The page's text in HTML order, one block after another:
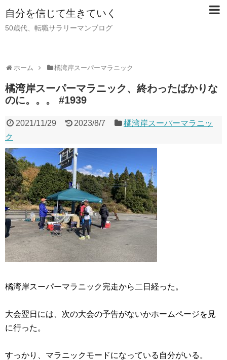
自分を信じて生きていく
50歳代、転職サラリーマンブログ
ホーム 橘湾岸スーパーマラニック
橘湾岸スーパーマラニック、終わったばかりな
のに。。。 #1939
2021/11/29 2023/8/7
橘湾岸スーパーマラニッ
ク
橘湾岸スーパーマラニック完走から二日経った。
大会翌日には、次の大会の予告がないかホームページを見
に行った。
すっかり、マラニックモードになっている自分がいる。